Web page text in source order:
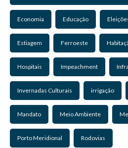
Economia Educação
Estiagem Ferroeste
Hospitais Impeachment
Invernadas Culturais irrigação
Mandato Meio Ambiente
Porto Meridional Rodovias